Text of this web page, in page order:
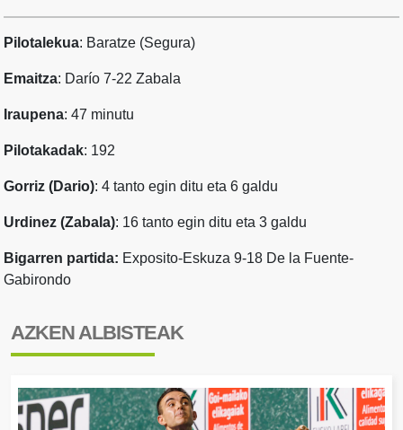
Pilotalekua: Baratze (Segura)
Emaitza: Darío 7-22 Zabala
Iraupena: 47 minutu
Pilotakadak: 192
Gorriz (Dario): 4 tanto egin ditu eta 6 galdu
Urdinez (Zabala): 16 tanto egin ditu eta 3 galdu
Bigarren partida: Exposito-Eskuza 9-18 De la Fuente-
Gabirondo
AZKEN ALBISTEAK